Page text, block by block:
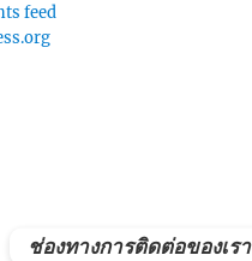
feed
ช่องทางการติดต่อของเรา